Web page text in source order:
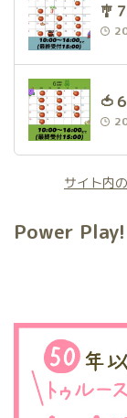
🎐
🍅
サイト内
Power Play!